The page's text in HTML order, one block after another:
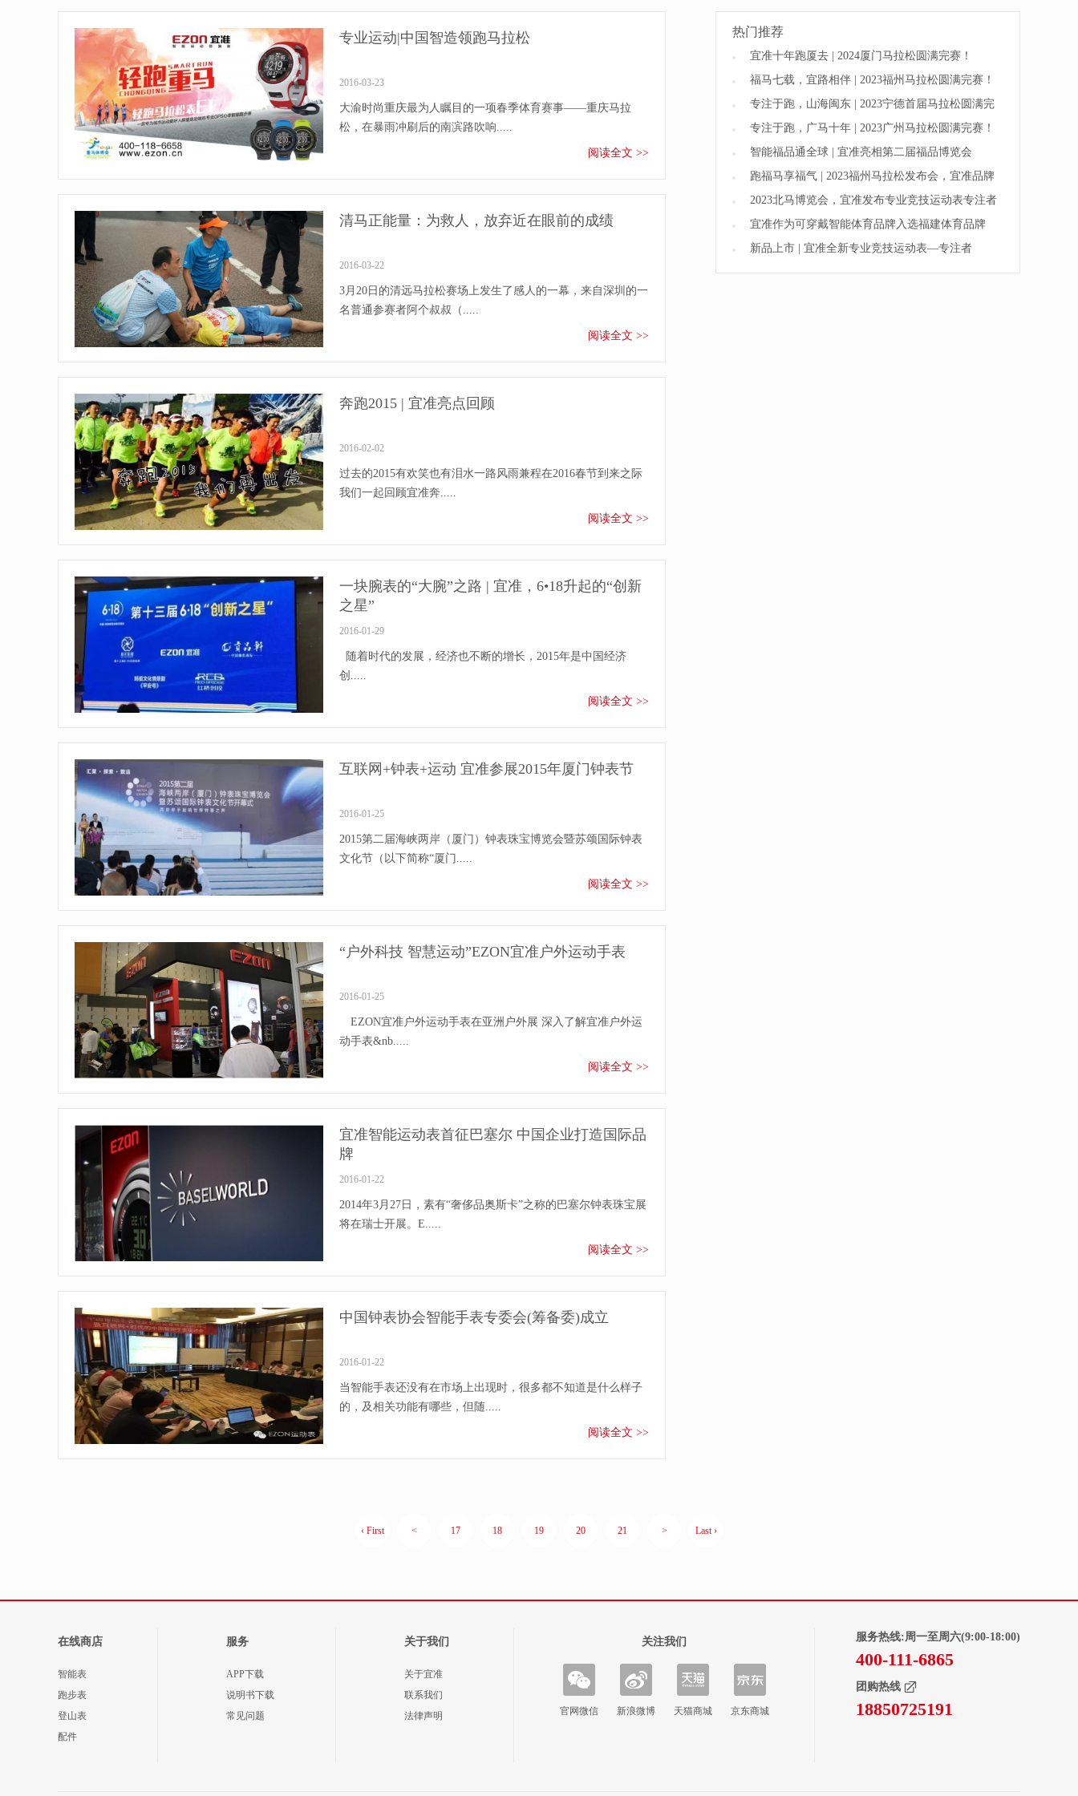
专业运动|中国智造领跑马拉松
2016-03-23
大渝时尚重庆最为人瞩目的一项春季体育赛事——重庆马拉
松，在暴雨冲刷后的南滨路吹响.....
阅读全文 >>
清马正能量：为救人，放弃近在眼前的成绩
2016-03-22
3月20日的清远马拉松赛场上发生了感人的一幕，来自深圳的一
名普通参赛者阿个叔叔（.....
阅读全文 >>
奔跑2015 | 宜准亮点回顾
2016-02-02
过去的2015有欢笑也有泪水一路风雨兼程在2016春节到来之际
我们一起回顾宜准奔.....
阅读全文 >>
一块腕表的“大腕”之路 | 宜准，6•18升起的“创新
之星”
2016-01-29
随着时代的发展，经济也不断的增长，2015年是中国经济
创.....
阅读全文 >>
互联网+钟表+运动 宜准参展2015年厦门钟表节
2016-01-25
2015第二届海峡两岸（厦门）钟表珠宝博览会暨苏颂国际钟表
文化节（以下简称“厦门.....
阅读全文 >>
“户外科技 智慧运动”EZON宜准户外运动手表
2016-01-25
EZON宜准户外运动手表在亚洲户外展 深入了解宜准户外运
动手表&nb.....
阅读全文 >>
宜准智能运动表首征巴塞尔 中国企业打造国际品
牌
2016-01-22
2014年3月27日，素有“奢侈品奥斯卡”之称的巴塞尔钟表珠宝展
将在瑞士开展。E.....
阅读全文 >>
中国钟表协会智能手表专委会(筹备委)成立
2016-01-22
当智能手表还没有在市场上出现时，很多都不知道是什么样子
的，及相关功能有哪些，但随.....
阅读全文 >>
热门推荐
宜准十年跑厦去 | 2024厦门马拉松圆满完赛！
福马七载，宜路相伴 | 2023福州马拉松圆满完赛！
专注于跑，山海闽东 | 2023宁德首届马拉松圆满完
赛！
专注于跑，广马十年 | 2023广州马拉松圆满完赛！
智能福品通全球 | 宜准亮相第二届福品博览会
跑福马享福气 | 2023福州马拉松发布会，宜准品牌
领跑福马七载
2023北马博览会，宜准发布专业竞技运动表专注者
克洛伊白金版
宜准作为可穿戴智能体育品牌入选福建体育品牌
馆，亮相第二十三届中国国际投资贸易洽谈会
新品上市 | 宜准全新专业竞技运动表—专注者
‹ First < 17 18 19 20 21 > Last ›
在线商店
智能表
跑步表
登山表
配件
服务
APP下载
说明书下载
常见问题
关于我们
关于宜准
联系我们
法律声明
关注我们
官网微信 新浪微博 天猫商城 京东商城
服务热线:周一至周六(9:00-18:00)
400-111-6865
团购热线
18850725191